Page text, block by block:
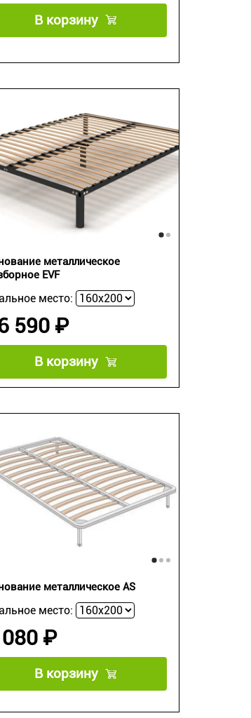
В корзину
металлическое
EVF
место:
590 ₽
В корзину
металлическое AS
место:
₽
В корзину